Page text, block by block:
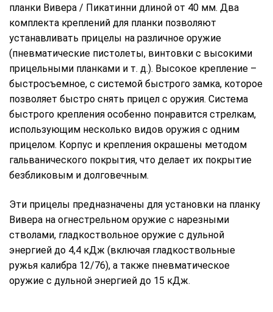
планки Вивера / Пикатинни длиной от 40 мм. Два
комплекта креплений для планки позволяют
устанавливать прицелы на различное оружие
(пневматические пистолеты, винтовки с высокими
прицельными планками и т. д.). Высокое крепление –
быстросъемное, с системой быстрого замка, которое
позволяет быстро снять прицел с оружия. Система
быстрого крепления особенно понравится стрелкам,
использующим несколько видов оружия с одним
прицелом. Корпус и крепления окрашены методом
гальванического покрытия, что делает их покрытие
безбликовым и долговечным.
Эти прицелы предназначены для установки на планку
Вивера на огнестрельном оружие с нарезными
стволами, гладкоствольное оружие с дульной
энергией до 4,4 кДж (включая гладкоствольные
ружья калибра 12/76), а также пневматическое
оружие с дульной энергией до 15 кДж.